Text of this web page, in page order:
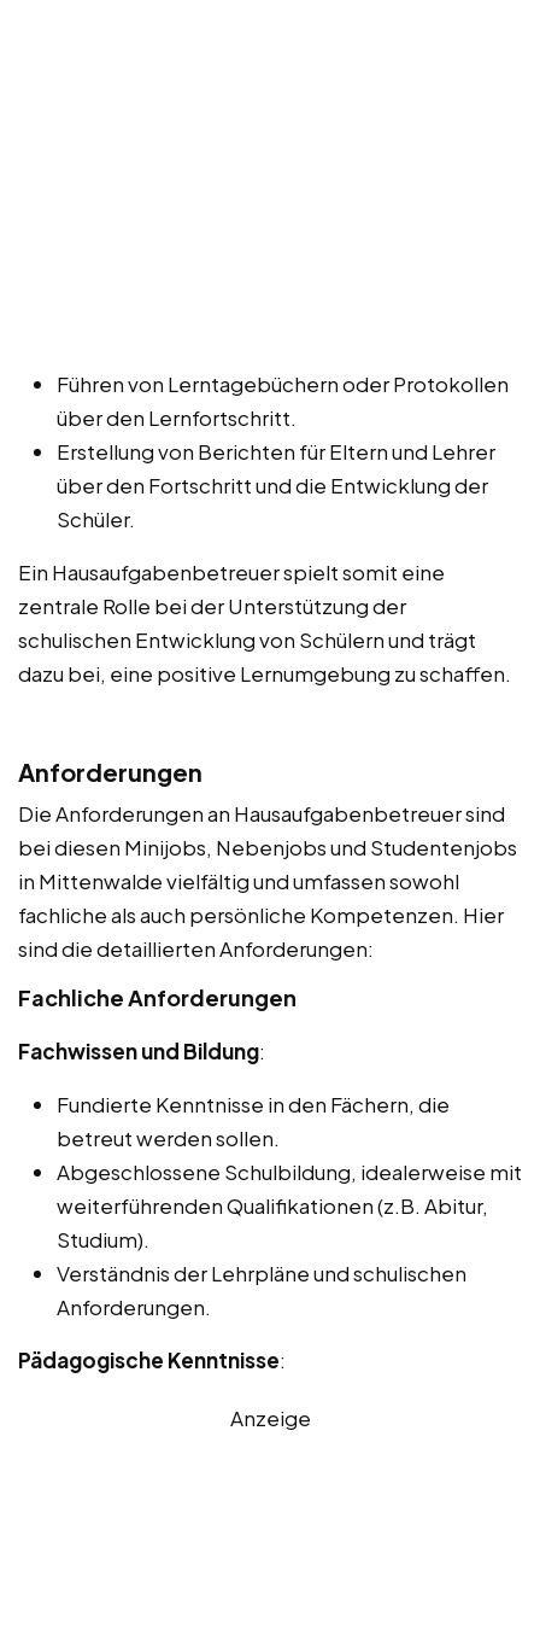
Führen von Lerntagebüchern oder Protokollen
über den Lernfortschritt.
Erstellung von Berichten für Eltern und Lehrer
über den Fortschritt und die Entwicklung der
Schüler.
Ein Hausaufgabenbetreuer spielt somit eine
zentrale Rolle bei der Unterstützung der
schulischen Entwicklung von Schülern und trägt
dazu bei, eine positive Lernumgebung zu schaffen.
Anforderungen
Die Anforderungen an Hausaufgabenbetreuer sind
bei diesen Minijobs, Nebenjobs und Studentenjobs
in Mittenwalde vielfältig und umfassen sowohl
fachliche als auch persönliche Kompetenzen. Hier
sind die detaillierten Anforderungen:
Fachliche Anforderungen
Fachwissen und Bildung:
Fundierte Kenntnisse in den Fächern, die
betreut werden sollen.
Abgeschlossene Schulbildung, idealerweise mit
weiterführenden Qualifikationen (z.B. Abitur,
Studium).
Verständnis der Lehrpläne und schulischen
Anforderungen.
Pädagogische Kenntnisse:
Anzeige